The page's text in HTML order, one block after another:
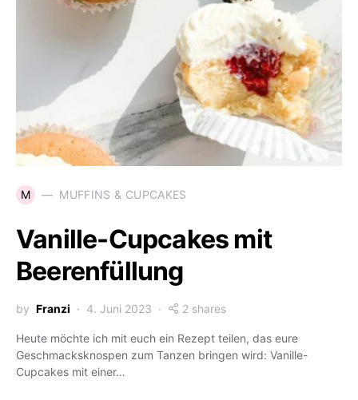
M MUFFINS & CUPCAKES
Vanille-Cupcakes mit
Beerenfüllung
by Franzi 4. Juni 2023 2 shares
Heute möchte ich mit euch ein Rezept teilen, das eure
Geschmacksknospen zum Tanzen bringen wird: Vanille-
Cupcakes mit einer…